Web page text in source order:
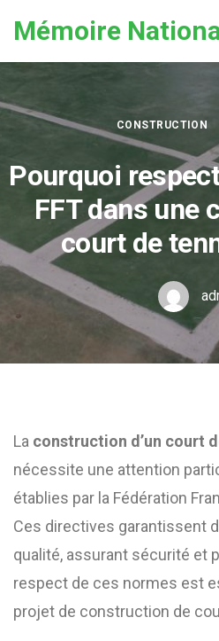
Mémoire
CONSTRUCTION
Pourquoi
FFT dans une
court de
La construction d’un court
nécessite une attention
établies par la Fédération
Ces directives garantissent
qualité, assurant sécurité et
respect de ces normes est
projet de construction de